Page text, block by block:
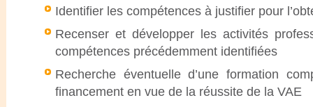
Identifier les compétences à justifier pour
Recenser et développer les activités
compétences précédemment identifiées
Recherche éventuelle d’une formation
financement en vue de la réussite de la VAE